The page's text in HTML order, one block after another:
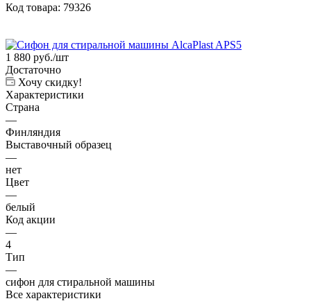
Код товара: 79326
1 880 руб./шт
Достаточно
Хочу скидку!
Характеристики
Страна
—
Финляндия
Выставочный образец
—
нет
Цвет
—
белый
Код акции
—
4
Тип
—
сифон для стиральной машины
Все характеристики